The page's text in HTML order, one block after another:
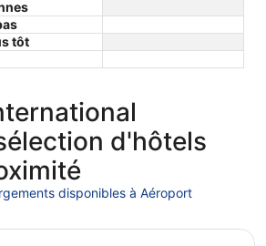
tôt
d'hôtels
disponibles à Aéroport
fenêtre